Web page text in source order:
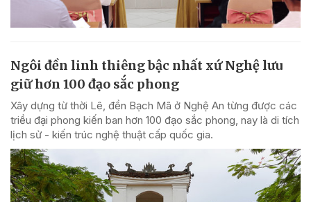
Ngôi đền linh thiêng bậc nhất xứ Nghệ lưu
giữ hơn 100 đạo sắc phong
Xây dựng từ thời Lê, đền Bạch Mã ở Nghệ An từng được các
triều đại phong kiến ban hơn 100 đạo sắc phong, nay là di tích
lịch sử - kiến trúc nghệ thuật cấp quốc gia.